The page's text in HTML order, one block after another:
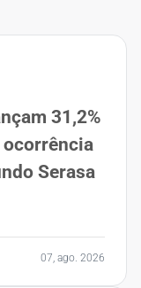
31,2%
ocorrência
Serasa
07, ago. 2026